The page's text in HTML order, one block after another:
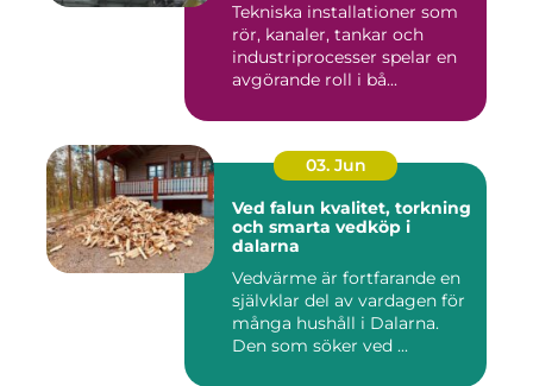
Tekniska installationer som
rör, kanaler, tankar och
industriprocesser spelar en
avgörande roll i bå...
03. Jun
Ved falun kvalitet, torkning
och smarta vedköp i
dalarna
Vedvärme är fortfarande en
självklar del av vardagen för
många hushåll i Dalarna.
Den som söker ved ...